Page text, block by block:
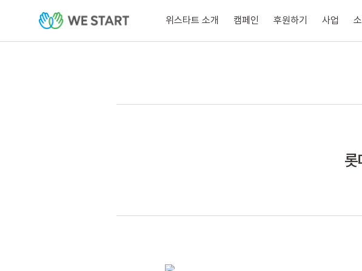
위스타트 소개 캠페인 후원하기 사업